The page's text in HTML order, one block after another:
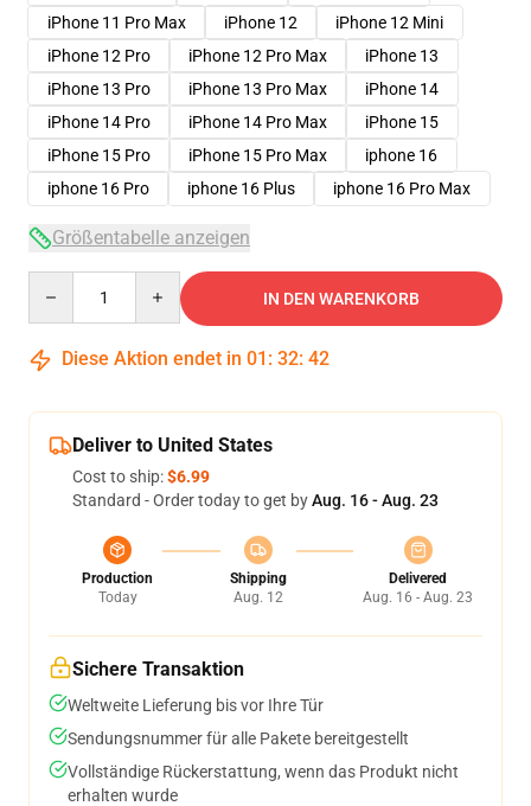
iPhone 11 Pro Max
iPhone 12
iPhone 12 Mini
iPhone 12 Pro
iPhone 12 Pro Max
iPhone 13
iPhone 13 Pro
iPhone 13 Pro Max
iPhone 14
iPhone 14 Pro
iPhone 14 Pro Max
iPhone 15
iPhone 15 Pro
iPhone 15 Pro Max
iphone 16
iphone 16 Pro
iphone 16 Plus iphone 16 Pro Max
Größentabelle anzeigen
IN DEN WARENKORB
Diese Aktion endet in 01 : 32: 41
Deliver to United States
Cost to ship:$6.99
Standard - Order today to get byAug. 16 - Aug. 23
Production
Today
Shipping
Aug. 12
Delivered
Aug. 16 - Aug. 23
Sichere Transaktion
Weltweite Lieferung bis vor Ihre Tür
Sendungsnummer für alle Pakete bereitgestellt
Vollständige Rückerstattung, wenn das Produkt nicht
erhalten wurde